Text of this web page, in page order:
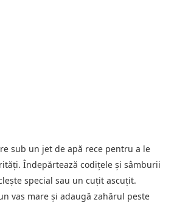
sub un jet de apă rece pentru a le
Îndepărtează codițele și sâmburii
special sau un cuțit ascuțit.
vas mare și adaugă zahărul peste